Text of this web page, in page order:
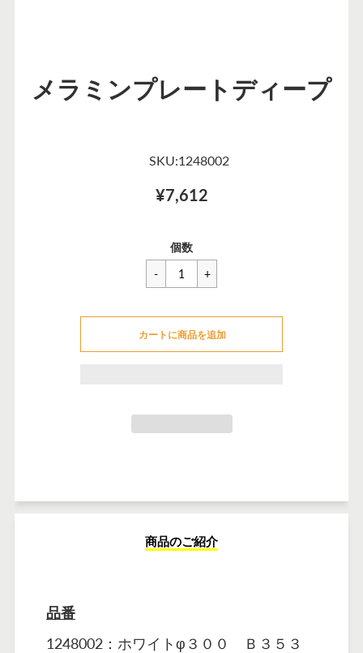
メラミンプレートディープ
SKU:1248002
¥7,612
セ
ー
ル
格
一
般
価
¥7,612
個数
カートに商品を追加
商品のご紹介
品番
1248002：ホワイトφ３００ Ｂ３５３